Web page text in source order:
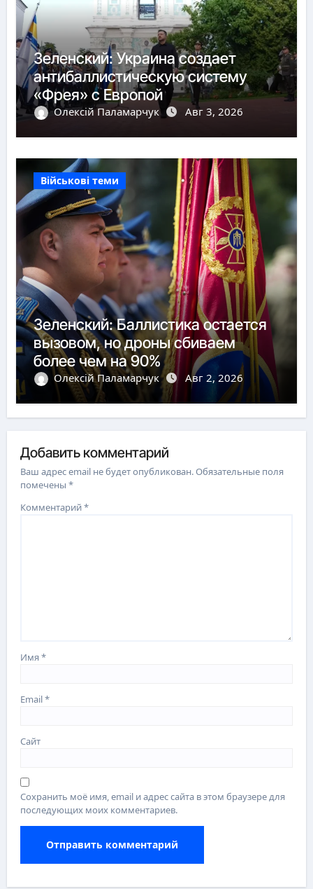
Зеленский: Украина создает
антибаллистическую систему
«Фрея» с Европой
Олексій Паламарчук Авг 3, 2026
Військові теми
Зеленский: Баллистика остается
вызовом, но дроны сбиваем
более чем на 90%
Олексій Паламарчук Авг 2, 2026
Добавить комментарий
Ваш адрес email не будет опубликован.Обязательные поля
помечены*
Комментарий*
Имя*
Email*
Сайт
Сохранить моё имя, email и адрес сайта в этом браузере для
последующих моих комментариев.